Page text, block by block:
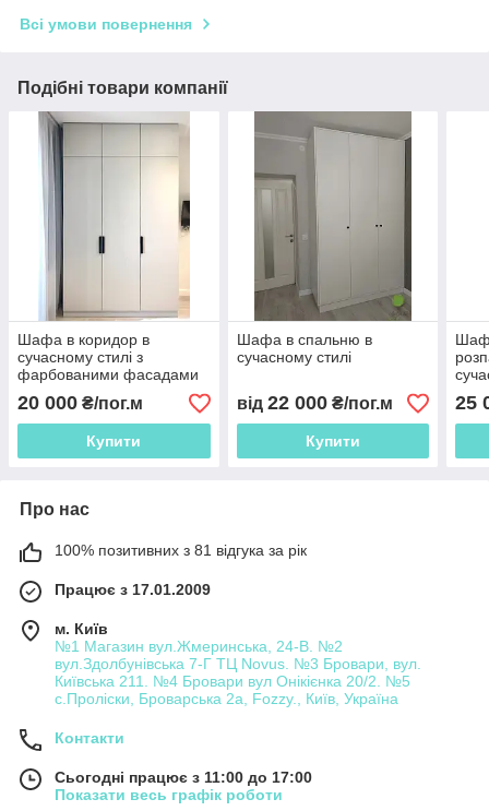
Всі умови повернення
Подібні товари компанії
Шафа в коридор в
сучасному стилі з
фарбованими фасадами
мдф
20 000 ₴/пог.м
Купити
Шафа в спальню в
сучасному стилі
від 22 000₴/пог.м
Купити
25
Про нас
100% позитивних з 81 відгука за рік
Працює з 17.01.2009
м. Київ
№1 Магазин вул.Жмеринська, 24-В. №2
вул.Здолбунівська 7-Г ТЦ Novus. №3 Бровари, вул.
Київська 211. №4 Бровари вул Онікієнка 20/2. №5
с.Проліски, Броварська 2а, Fozzy., Київ, Україна
Контакти
Сьогодні працює з 11:00 до 17:00
Показати весь графік роботи